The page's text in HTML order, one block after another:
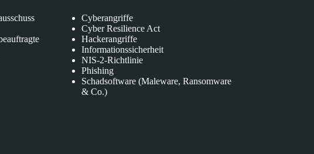
Cyberangriffe
Cyber Resilience Act
Hackerangriffe
Informationssicherheit
NIS-2-Richtlinie
Phishing
Schadsoftware (Maleware, Ransomware
& Co.)